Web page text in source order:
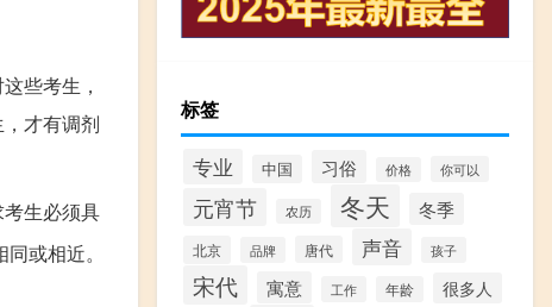
些考生，
才有调剂
生必须具
或相近。
标签
专业 中国 习俗 价格 你可以
元宵节 农历 冬天 冬季
北京 品牌 唐代 声音 孩子
宋代 寓意 工作 年龄 很多人